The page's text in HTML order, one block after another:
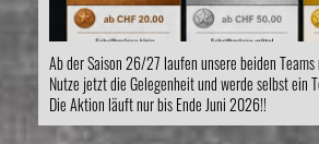
Ab der Saison 26/27 laufen unsere beiden
Nutze jetzt die Gelegenheit und werde selbst ein
Die Aktion läuft nur bis Ende Juni 2026!!